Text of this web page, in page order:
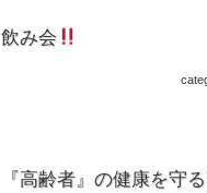
飲み会
『高齢者』の健康を守